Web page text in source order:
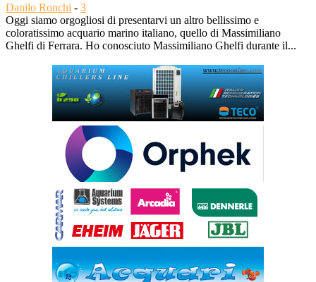
Danilo Ronchi - 3
Oggi siamo orgogliosi di presentarvi un altro bellissimo e
coloratissimo acquario marino italiano, quello di Massimiliano
Ghelfi di Ferrara. Ho conosciuto Massimiliano Ghelfi durante il...